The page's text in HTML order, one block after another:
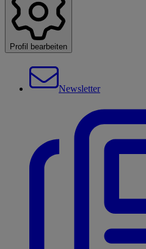
Profil bearbeiten
Newsletter